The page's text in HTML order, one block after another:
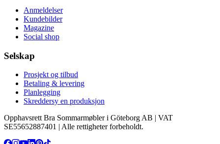
Anmeldelser
Kundebilder
Magazine
Social shop
Selskap
Prosjekt og tilbud
Betaling & levering
Planlegging
Skreddersy en produksjon
Opphavsrett Bra Sommarmøbler i Göteborg AB | VAT
SE55652887401 | Alle rettigheter forbeholdt.